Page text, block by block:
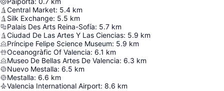
Central Market: 5.4 km
Silk Exchange: 5.5 km
Palais Des Arts Reina-Sofía: 5.7 km
Ciudad De Las Artes Y Las Ciencias: 5.9 km
Príncipe Felipe Science Museum: 5.9 km
Oceanogràfic Of Valencia: 6.1 km
Museo De Bellas Artes De Valencia: 6.3 km
Nuevo Mestalla: 6.5 km
Mestalla: 6.6 km
Valencia International Airport: 8.6 km